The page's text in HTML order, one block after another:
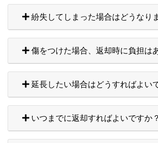
紛失してしまった場合はどうなり
傷をつけた場合、返却時に負担は
延長したい場合はどうすればよい
いつまでに返却すればよいですか？